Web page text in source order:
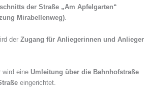
der Straße „Am Apfelgarten“
Mirabellenweg)
der Zugang für Anliegerinnen und Anlieger
wird eine Umleitung über die Bahnhofstraße
eingerichtet.